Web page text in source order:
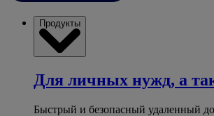
Продукты
Для личных нужд, а
Быстрый и безопасный удаленный